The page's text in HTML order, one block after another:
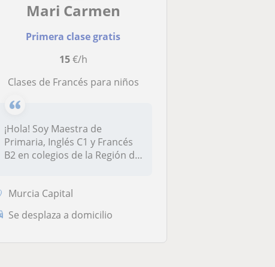
Mari Carmen
Primera clase gratis
15€/h
Clases de Francés para niños
¡Hola! Soy Maestra de
Primaria, Inglés C1 y Francés
B2 en colegios de la Región de
Murcia Capital
Se desplaza a domicilio